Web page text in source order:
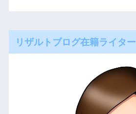
リザルトブログ在籍ライター